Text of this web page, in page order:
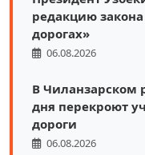
редакцию
дорогах»
06.08.2026
В Чиланзарском
дня перекроют
дороги
06.08.2026